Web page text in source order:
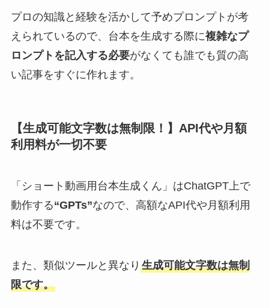
プロの知識と経験を活かして予めプロンプトが考
えられているので、台本を生成する際に複雑なプ
ロンプトを記入する必要がなくても誰でも質の高
い記事をすぐに作れます。
【生成可能文字数は無制限！】 API代や月額
利用料が一切不要
「ショート動画用台本生成くん」はChatGPT上で
動作する“GPTs”なので、高額なAPI代や月額利用
料は不要です。
また、類似ツールと異なり 生成可能文字数は無制
限です。